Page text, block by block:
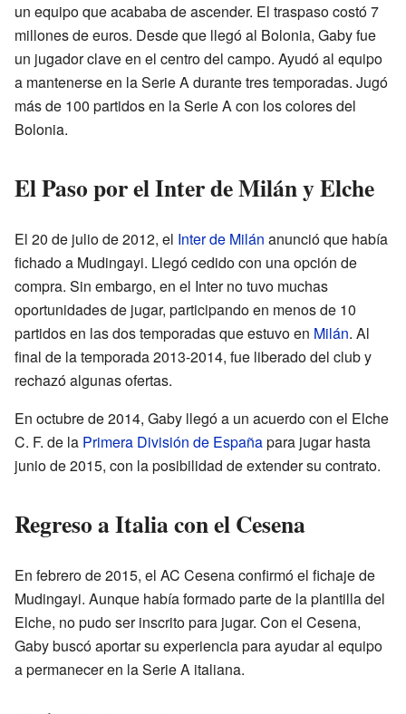
un equipo que acababa de ascender. El traspaso costó 7
millones de euros. Desde que llegó al Bolonia, Gaby fue
un jugador clave en el centro del campo. Ayudó al equipo
a mantenerse en la Serie A durante tres temporadas. Jugó
más de 100 partidos en la Serie A con los colores del
Bolonia.
El Paso por el Inter de Milán y Elche
El 20 de julio de 2012, el Inter de Milán anunció que había
fichado a Mudingayi. Llegó cedido con una opción de
compra. Sin embargo, en el Inter no tuvo muchas
oportunidades de jugar, participando en menos de 10
partidos en las dos temporadas que estuvo en Milán. Al
final de la temporada 2013-2014, fue liberado del club y
rechazó algunas ofertas.
En octubre de 2014, Gaby llegó a un acuerdo con el Elche
C. F. de la Primera División de Españapara jugar hasta
junio de 2015, con la posibilidad de extender su contrato.
Regreso a Italia con el Cesena
En febrero de 2015, el AC Cesena confirmó el fichaje de
Mudingayi. Aunque había formado parte de la plantilla del
Elche, no pudo ser inscrito para jugar. Con el Cesena,
Gaby buscó aportar su experiencia para ayudar al equipo
a permanecer en la Serie A italiana.